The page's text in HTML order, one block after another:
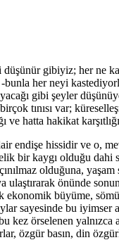
gibiyiz; her ne
-bunla her neyi
gibi şeyler
tınısı var;
ve hatta hakikat
endişe hissidir ve o,
bir kaygı olduğu dahi
olduğuna,
önünde
ekonomik büyüme,
sayesinde bu
kez örselenen
özgür basın, din